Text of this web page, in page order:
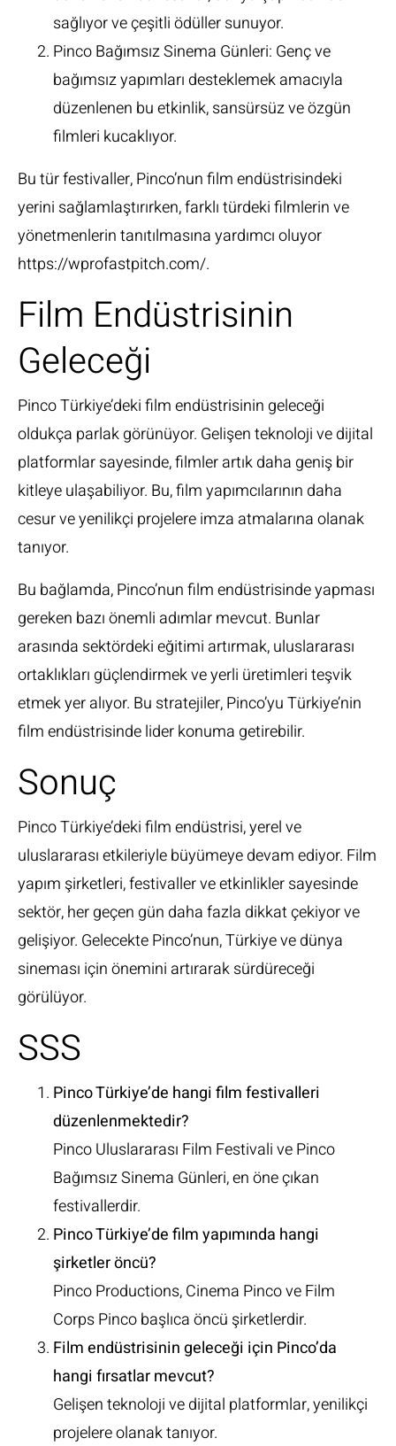
sağlıyor ve çeşitli ödüller sunuyor.
Pinco Bağımsız Sinema Günleri: Genç ve
bağımsız yapımları desteklemek amacıyla
düzenlenen bu etkinlik, sansürsüz ve özgün
filmleri kucaklıyor.
Bu tür festivaller, Pinco’nun film endüstrisindeki
yerini sağlamlaştırırken, farklı türdeki filmlerin ve
yönetmenlerin tanıtılmasına yardımcı oluyor
https://wprofastpitch.com/.
Film Endüstrisinin
Geleceği
Pinco Türkiye’deki film endüstrisinin geleceği
oldukça parlak görünüyor. Gelişen teknoloji ve dijital
platformlar sayesinde, filmler artık daha geniş bir
kitleye ulaşabiliyor. Bu, film yapımcılarının daha
cesur ve yenilikçi projelere imza atmalarına olanak
tanıyor.
Bu bağlamda, Pinco’nun film endüstrisinde yapması
gereken bazı önemli adımlar mevcut. Bunlar
arasında sektördeki eğitimi artırmak, uluslararası
ortaklıkları güçlendirmek ve yerli üretimleri teşvik
etmek yer alıyor. Bu stratejiler, Pinco’yu Türkiye’nin
film endüstrisinde lider konuma getirebilir.
Sonuç
Pinco Türkiye’deki film endüstrisi, yerel ve
uluslararası etkileriyle büyümeye devam ediyor. Film
yapım şirketleri, festivaller ve etkinlikler sayesinde
sektör, her geçen gün daha fazla dikkat çekiyor ve
gelişiyor. Gelecekte Pinco’nun, Türkiye ve dünya
sineması için önemini artırarak sürdüreceği
görülüyor.
SSS
Pinco Türkiye’de hangi film festivalleri
düzenlenmektedir?
Pinco Uluslararası Film Festivali ve Pinco
Bağımsız Sinema Günleri, en öne çıkan
festivallerdir.
Pinco Türkiye’de film yapımında hangi
şirketler öncü?
Pinco Productions, Cinema Pinco ve Film
Corps Pinco başlıca öncü şirketlerdir.
Film endüstrisinin geleceği için Pinco’da
hangi fırsatlar mevcut?
Gelişen teknoloji ve dijital platformlar, yenilikçi
projelere olanak tanıyor.